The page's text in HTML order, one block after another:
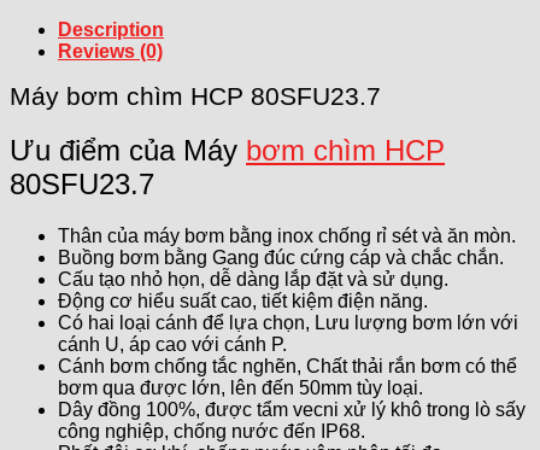
Description
Reviews (0)
Máy bơm chìm HCP 80SFU23.7
Ưu điểm của Máy bơm chìm HCP
80SFU23.7
Thân của máy bơm bằng inox chống rỉ sét và ăn mòn.
Buồng bơm bằng Gang đúc cứng cáp và chắc chắn.
Cấu tạo nhỏ họn, dễ dàng lắp đặt và sử dụng.
Động cơ hiểu suất cao, tiết kiệm điện năng.
Có hai loại cánh để lựa chọn, Lưu lượng bơm lớn với
cánh U, áp cao với cánh P.
Cánh bơm chống tắc nghẽn, Chất thải rắn bơm có thể
bơm qua được lớn, lên đến 50mm tùy loại.
Dây đồng 100%, được tẩm vecni xử lý khô trong lò sấy
công nghiệp, chống nước đến IP68.